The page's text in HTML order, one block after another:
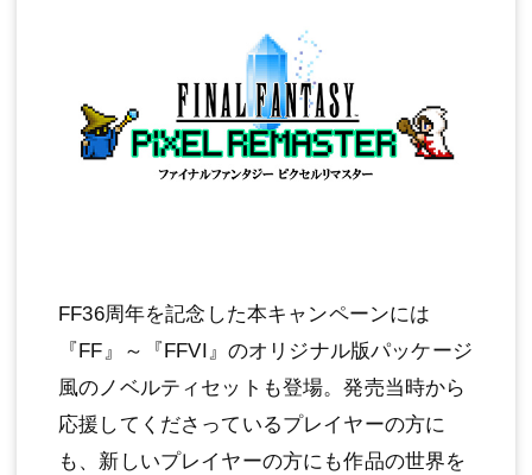
FF36周年を記念した本キャンペーンには
『FF』～『FFVI』のオリジナル版パッケージ
風のノベルティセットも登場。発売当時から
応援してくださっているプレイヤーの方に
も、新しいプレイヤーの方にも作品の世界を